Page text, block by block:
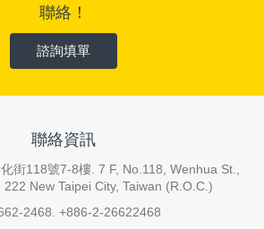
聯絡！
諮詢填單
聯絡資訊
街118號7-8樓. 7 F, No.118, Wenhua St.,
New Taipei City, Taiwan (R.O.C.)
2468. +886-2-26622468